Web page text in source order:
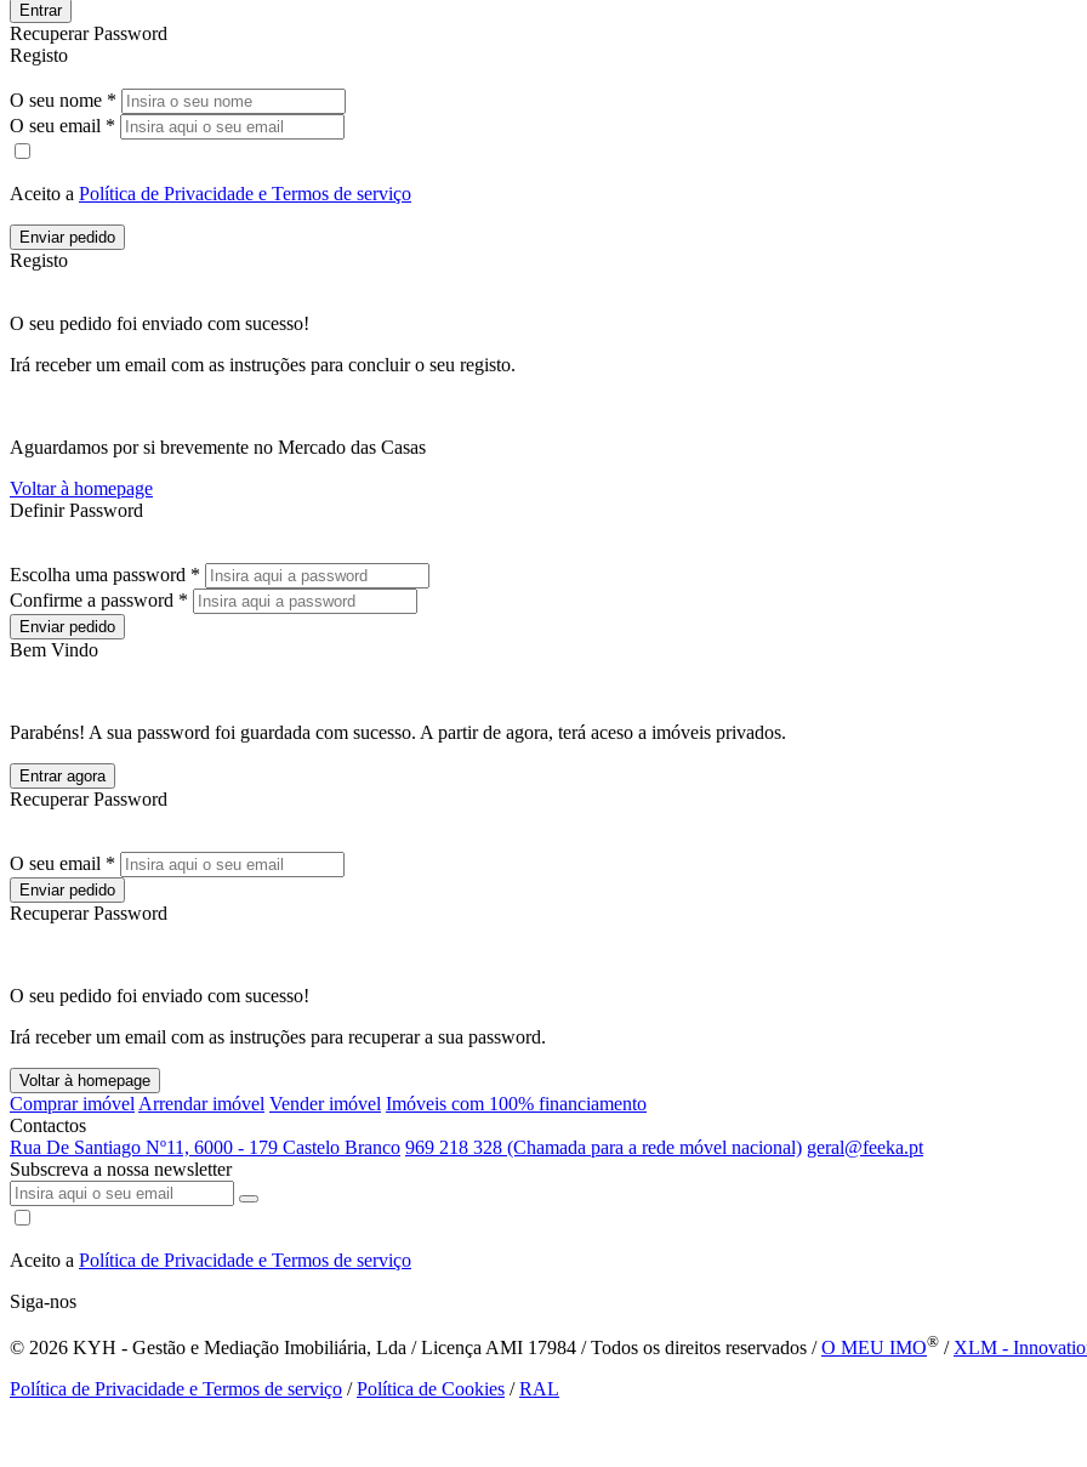
Entrar
Recuperar Password
Registo
O seu nome *
O seu email *
Aceito a Política de Privacidade e Termos de serviço
Enviar pedido
Registo
O seu pedido foi enviado com sucesso!
Irá receber um email com as instruções para concluir o seu registo.
Aguardamos por si brevemente no Mercado das Casas
Voltar à homepage
Definir Password
Escolha uma password *
Confirme a password *
Enviar pedido
Bem Vindo
Parabéns! A sua password foi guardada com sucesso. A partir de agora, terá aceso a imóveis privados.
Entrar agora
Recuperar Password
O seu email *
Enviar pedido
Recuperar Password
O seu pedido foi enviado com sucesso!
Irá receber um email com as instruções para recuperar a sua password.
Voltar à homepage
Comprar imóvel Arrendar imóvel Vender imóvel Imóveis com 100% financiamento
Contactos
Rua De Santiago Nº11, 6000 - 179 Castelo Branco 969 218 328 (Chamada para a rede móvel nacional) geral@feeka.pt
Subscreva a nossa newsletter
Aceito a Política de Privacidade e Termos de serviço
Siga-nos
© 2026 KYH - Gestão e Mediação Imobiliária, Lda / Licença AMI 17984 / Todos os direitos reservados /O MEU IMO® / XLM -
Política de Privacidade e Termos de serviço /Política de Cookies /RAL